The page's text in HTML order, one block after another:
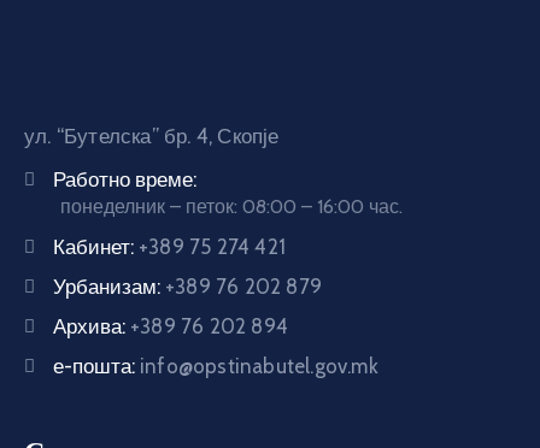
ул. “Бутелска” бр. 4, Скопје
Работно време:
понеделник – петок: 08:00 – 16:00 час.
Кабинет: +389 75 274 421
Урбанизам: +389 76 202 879
Архива: +389 76 202 894
е-пошта: info@opstinabutel.gov.mk